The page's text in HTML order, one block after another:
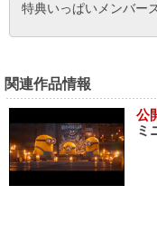
特典いっぱいメンバー
関連作品情報
公
ミ